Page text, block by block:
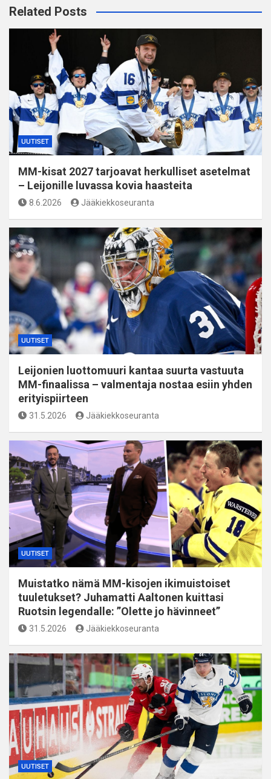
Related Posts
UUTISET
MM-kisat 2027 tarjoavat herkulliset asetelmat
– Leijonille luvassa kovia haasteita
8.6.2026 Jääkiekkoseuranta
UUTISET
Leijonien luottomuuri kantaa suurta vastuuta
MM-finaalissa – valmentaja nostaa esiin yhden
erityispiirteen
31.5.2026 Jääkiekkoseuranta
UUTISET
Muistatko nämä MM-kisojen ikimuistoiset
tuuletukset? Juhamatti Aaltonen kuittasi
Ruotsin legendalle: ”Olette jo hävinneet”
31.5.2026 Jääkiekkoseuranta
UUTISET